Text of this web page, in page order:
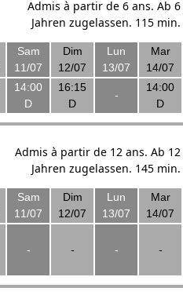
Admis à partir de 6 ans. Ab 6
Jahren zugelassen. 115 min.
Sam
11/07
Dim
12/07
Lun
13/07
Mar
14/07
14:00
D
16:15
D
-
14:00
D
Admis à partir de 12 ans. Ab 12
Jahren zugelassen. 145 min.
Sam
11/07
Dim
12/07
Lun
13/07
Mar
14/07
- - - -